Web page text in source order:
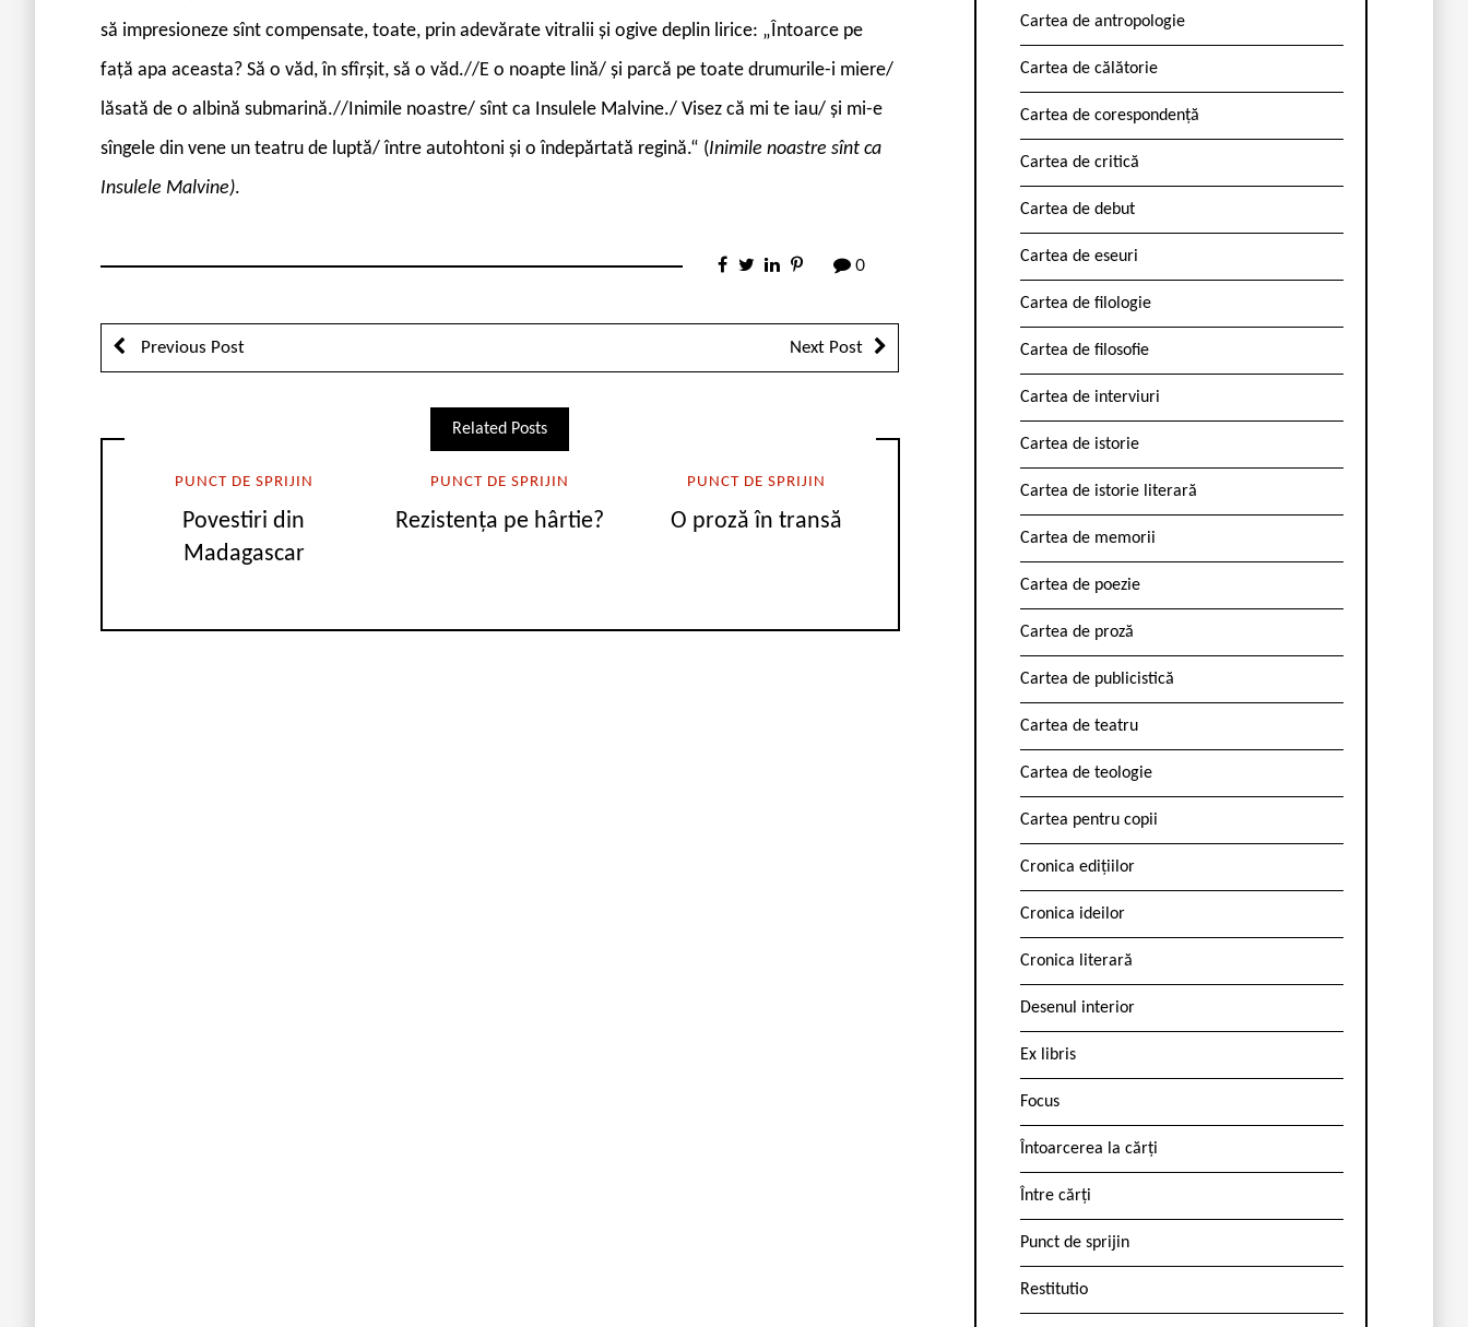
să impresioneze sînt compensate, toate, prin adevărate vitralii și ogive deplin lirice: „Întoarce pe
față apa aceasta? Să o văd, în sfîrșit, să o văd.//E o noapte lină/ și parcă pe toate drumurile-i miere/
lăsată de o albină submarină.//Inimile noastre/ sînt ca Insulele Malvine./ Visez că mi te iau/ și mi-e
sîngele din vene un teatru de luptă/ între autohtoni și o îndepărtată regină.“ (Inimile noastre sînt ca
Insulele Malvine).
0
Previous Post Next Post
Related Posts
PUNCT DE SPRIJIN
Povestiri din
Madagascar
PUNCT DE SPRIJIN
Rezistența pe hârtie?
PUNCT DE SPRIJIN
O proză în transă
Cartea de antropologie
Cartea de călătorie
Cartea de corespondență
Cartea de critică
Cartea de debut
Cartea de eseuri
Cartea de filologie
Cartea de filosofie
Cartea de interviuri
Cartea de istorie
Cartea de istorie literară
Cartea de memorii
Cartea de poezie
Cartea de proză
Cartea de publicistică
Cartea de teatru
Cartea de teologie
Cartea pentru copii
Cronica edițiilor
Cronica ideilor
Cronica literară
Desenul interior
Ex libris
Focus
Întoarcerea la cărți
Între cărți
Punct de sprijin
Restitutio